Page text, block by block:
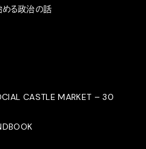
める政治の話
CASTLE MARKET – 30